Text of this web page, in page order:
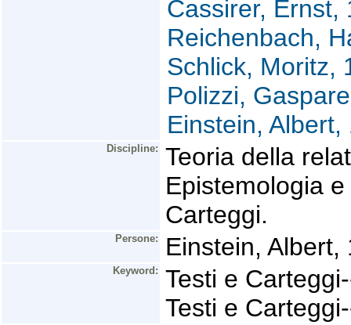
Cassirer, Ernst,
Reichenbach,
Schlick, Moritz,
Polizzi,
Einstein,
Discipline:
Teoria della
Epistemologia
Carteggi.
Persone: Einstein, Albert,
Keyword:
Testi e
Testi e